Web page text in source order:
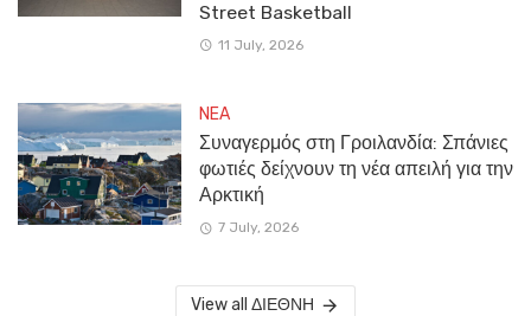
Street Basketball
11 July, 2026
NEA
Συναγερμός στη Γροιλανδία: Σπάνιες
φωτιές δείχνουν τη νέα απειλή για την
Αρκτική
7 July, 2026
View all ΔΙΕΘΝΗ